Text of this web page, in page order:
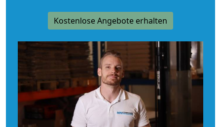
Kostenlose Angebote erhalten